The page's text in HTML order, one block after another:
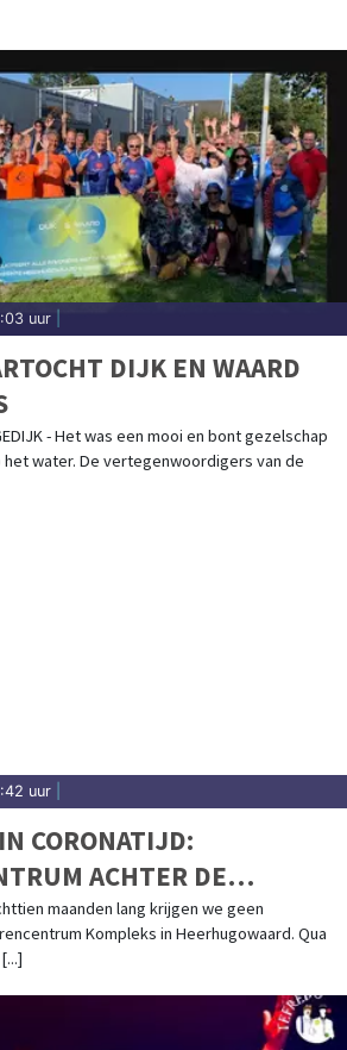
uur
DIJK EN WAARD
- Het was een mooi en bont gezelschap
water. De vertegenwoordigers van de
uur
CORONATIJD:
ACHTER DE
maanden lang krijgen we geen
Kompleks in Heerhugowaard. Qua